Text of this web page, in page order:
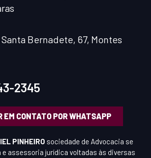
Bernadete, 67, Montes
2345
EM CONTATO POR WHATSAPP
PINHEIRO sociedade de Advocacia se
assessoria jurídica voltadas às diversas